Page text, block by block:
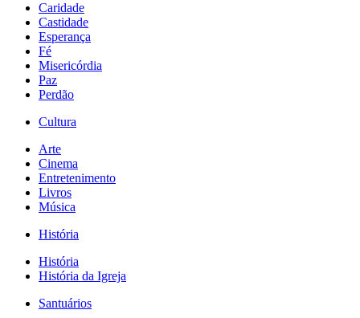
Caridade
Castidade
Esperança
Fé
Misericórdia
Paz
Perdão
Cultura
Arte
Cinema
Entretenimento
Livros
Música
História
História
História da Igreja
Santuários